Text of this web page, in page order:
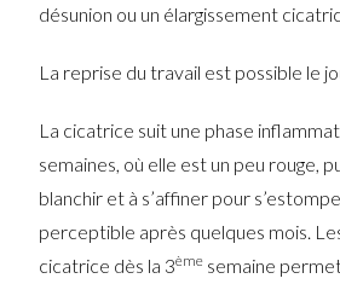
désunion ou un élargissement
La reprise du travail est possible le
La cicatrice suit une phase
semaines, où elle est un peu rouge,
blanchir et à s’affiner pour
perceptible après quelques mois.
cicatrice dès la 3ème semaine